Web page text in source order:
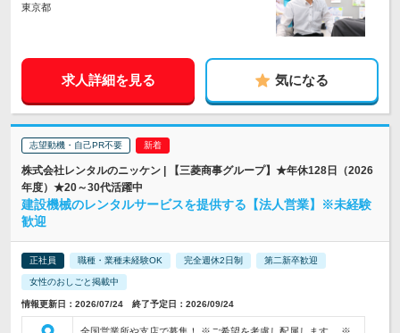
東京都
求人詳細を見る 気になる
志望動機・自己PR不要
株式会社レンタルのニッケン | 【三菱商事グループ】★年休128日（2026
年度）★20～30代活躍中
建設機械のレンタルサービスを提供する【法人営業】※未経験
歓迎
正社員 職種・業種未経験OK 完全週休2日制 第二新卒歓迎
女性のおしごと掲載中
情報更新日：2026/07/24 終了予定日：2026/09/24